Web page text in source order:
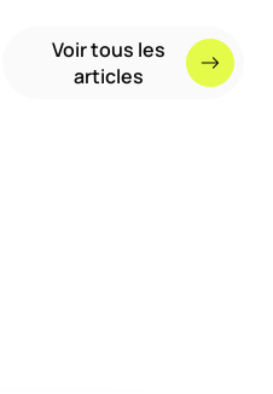
Voir tous les
articles